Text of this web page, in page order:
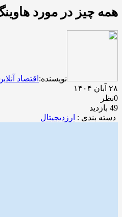
همه چیز در مورد
نویسنده: اقتصاد
۲۸ آبان ۱۴۰۴
0نظر
49 بازدید
دسته بندی : ارزدیجیتال